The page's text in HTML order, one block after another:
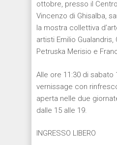
ottobre, presso il
Vincenzo di Ghisalba,
la mostra collettiva
artisti Emilio Gualandris,
Petruska Merisio e
Alle ore 11:30 di sabato
vernissage con
aperta nelle due
dalle 15 alle 19.
INGRESSO LIBERO